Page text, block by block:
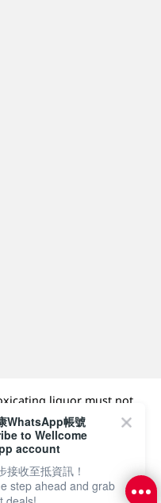
liquor must not
18) in the course of
成年人 (18 歲以下人士)
WhatsApp帳號
to Wellcome
account
接收至抵資訊！
step ahead and grab